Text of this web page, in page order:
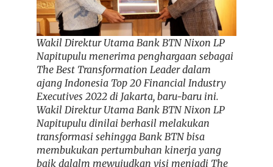
Wakil Direktur Utama Bank BTN Nixon LP
Napitupulu menerima penghargaan sebagai
The Best Transformation Leader dalam
ajang Indonesia Top 20 Financial Industry
Executives 2022 di Jakarta, baru-baru ini.
Wakil Direktur Utama Bank BTN Nixon LP
Napitupulu dinilai berhasil melakukan
transformasi sehingga Bank BTN bisa
membukukan pertumbuhan kinerja yang
baik dalalm mewujudkan visi menjadi The